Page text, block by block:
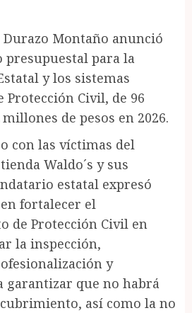
Montaño anunció
para la
y los sistemas
Protección Civil, de 96
de pesos en 2026.
con las víctimas del
Waldo´s y sus
estatal expresó
fortalecer el
de Protección Civil en
la inspección,
y
garantizar que no habrá
así como la no